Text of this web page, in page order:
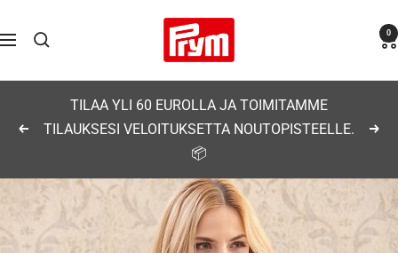
sisältöön
Navigaatio
Prym 0
Edellinen
TILAA YLI 60 EUROLLA JA TOIMITAMME
TILAUKSESI VELOITUKSETTA NOUTOPISTEELLE.
📦